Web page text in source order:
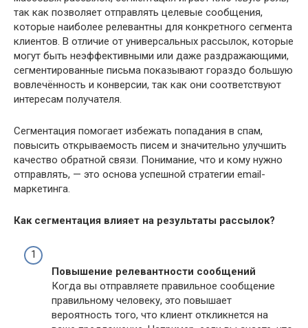
так как позволяет отправлять целевые сообщения,
которые наиболее релевантны для конкретного сегмента
клиентов. В отличие от универсальных рассылок, которые
могут быть неэффективными или даже раздражающими,
сегментированные письма показывают гораздо большую
вовлечённость и конверсии, так как они соответствуют
интересам получателя.
Сегментация помогает избежать попадания в спам,
повысить открываемость писем и значительно улучшить
качество обратной связи. Понимание, что и кому нужно
отправлять, — это основа успешной стратегии email-
маркетинга.
Как сегментация влияет на результаты рассылок?
Повышение релевантности сообщений
Когда вы отправляете правильное сообщение
правильному человеку, это повышает
вероятность того, что клиент откликнется на